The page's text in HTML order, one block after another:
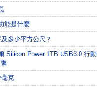
能是什麼
多少平方公尺？
Silicon Power 1TB USB3.0 行動
毫克